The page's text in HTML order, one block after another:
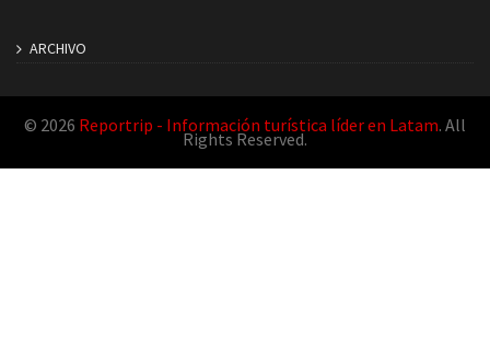
ARCHIVO
© 2026 Reportrip - Información turística líder en Latam. All
Rights Reserved.